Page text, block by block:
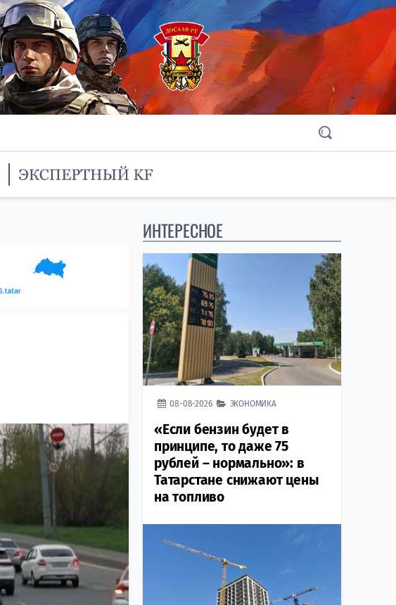
ИНТЕРЕСНОЕ
08-08-2026 ЭКОНОМИКА
«Если бензин будет в
принципе, то даже 75
рублей – нормально»: в
Татарстане снижают цены
на топливо